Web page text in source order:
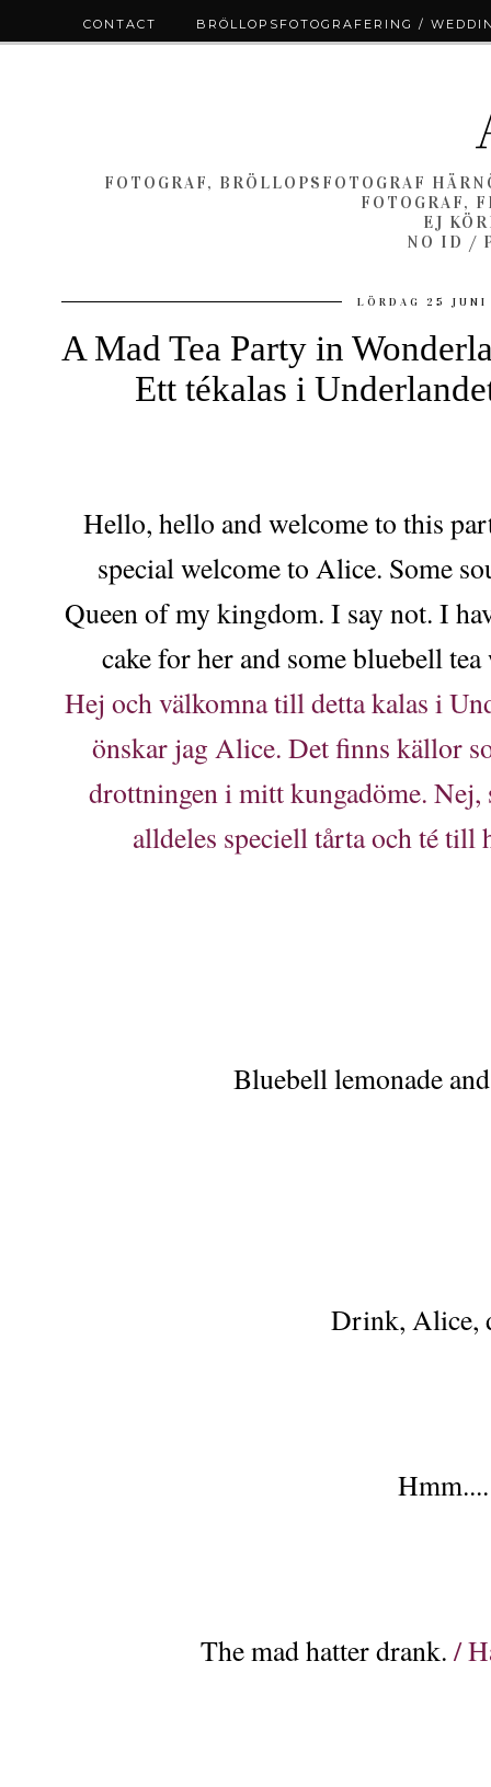
FOTOGRAF, BRÖLLOPSFOTOGRAF
FOTOGRAF,
EJ
NO ID /
LÖRDAG 25
A Mad Tea Party in
Ett tékalas i
Hello, hello and welcome to this
special welcome to Alice. Some
Queen of my kingdom. I say not. I
cake for her and some bluebell
Hej och välkomna till detta kalas i
önskar jag Alice. Det finns källor
drottningen i mitt kungadöme. Nej,
alldeles speciell tårta och té till
Bluebell lemonade
Drink, Alice,
Hmm....
The mad hatter drank. /
CONTACT BRÖLLOPSFOTOGRAFERING /